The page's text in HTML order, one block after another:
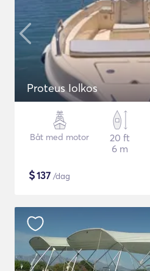
Proteus Iolkos
Båt med motor
20 ft
6 m
$137 /dag